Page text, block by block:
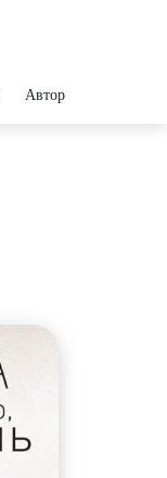
Авторы